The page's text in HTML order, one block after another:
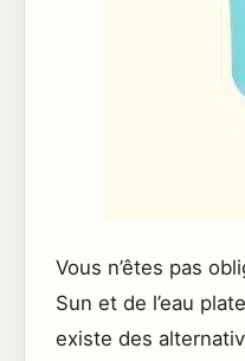
Vous n’êtes pas
Sun et de l’eau
existe des